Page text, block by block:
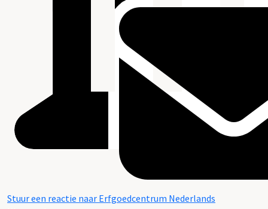
Stuur een reactie naar Erfgoedcentrum Nederlands